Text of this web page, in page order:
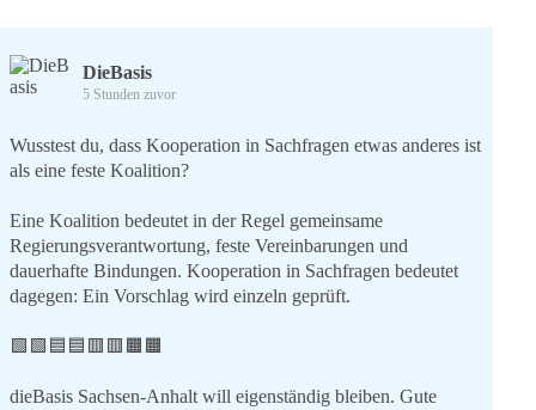
DieBasis
5 Stunden zuvor
Wusstest du, dass Kooperation in Sachfragen etwas anderes ist
als eine feste Koalition?
Eine Koalition bedeutet in der Regel gemeinsame
Regierungsverantwortung, feste Vereinbarungen und
dauerhafte Bindungen. Kooperation in Sachfragen bedeutet
dagegen: Ein Vorschlag wird einzeln geprüft.
🟩🟩🟦🟦🟥🟥🟧🟧
dieBasis Sachsen-Anhalt will eigenständig bleiben. Gute